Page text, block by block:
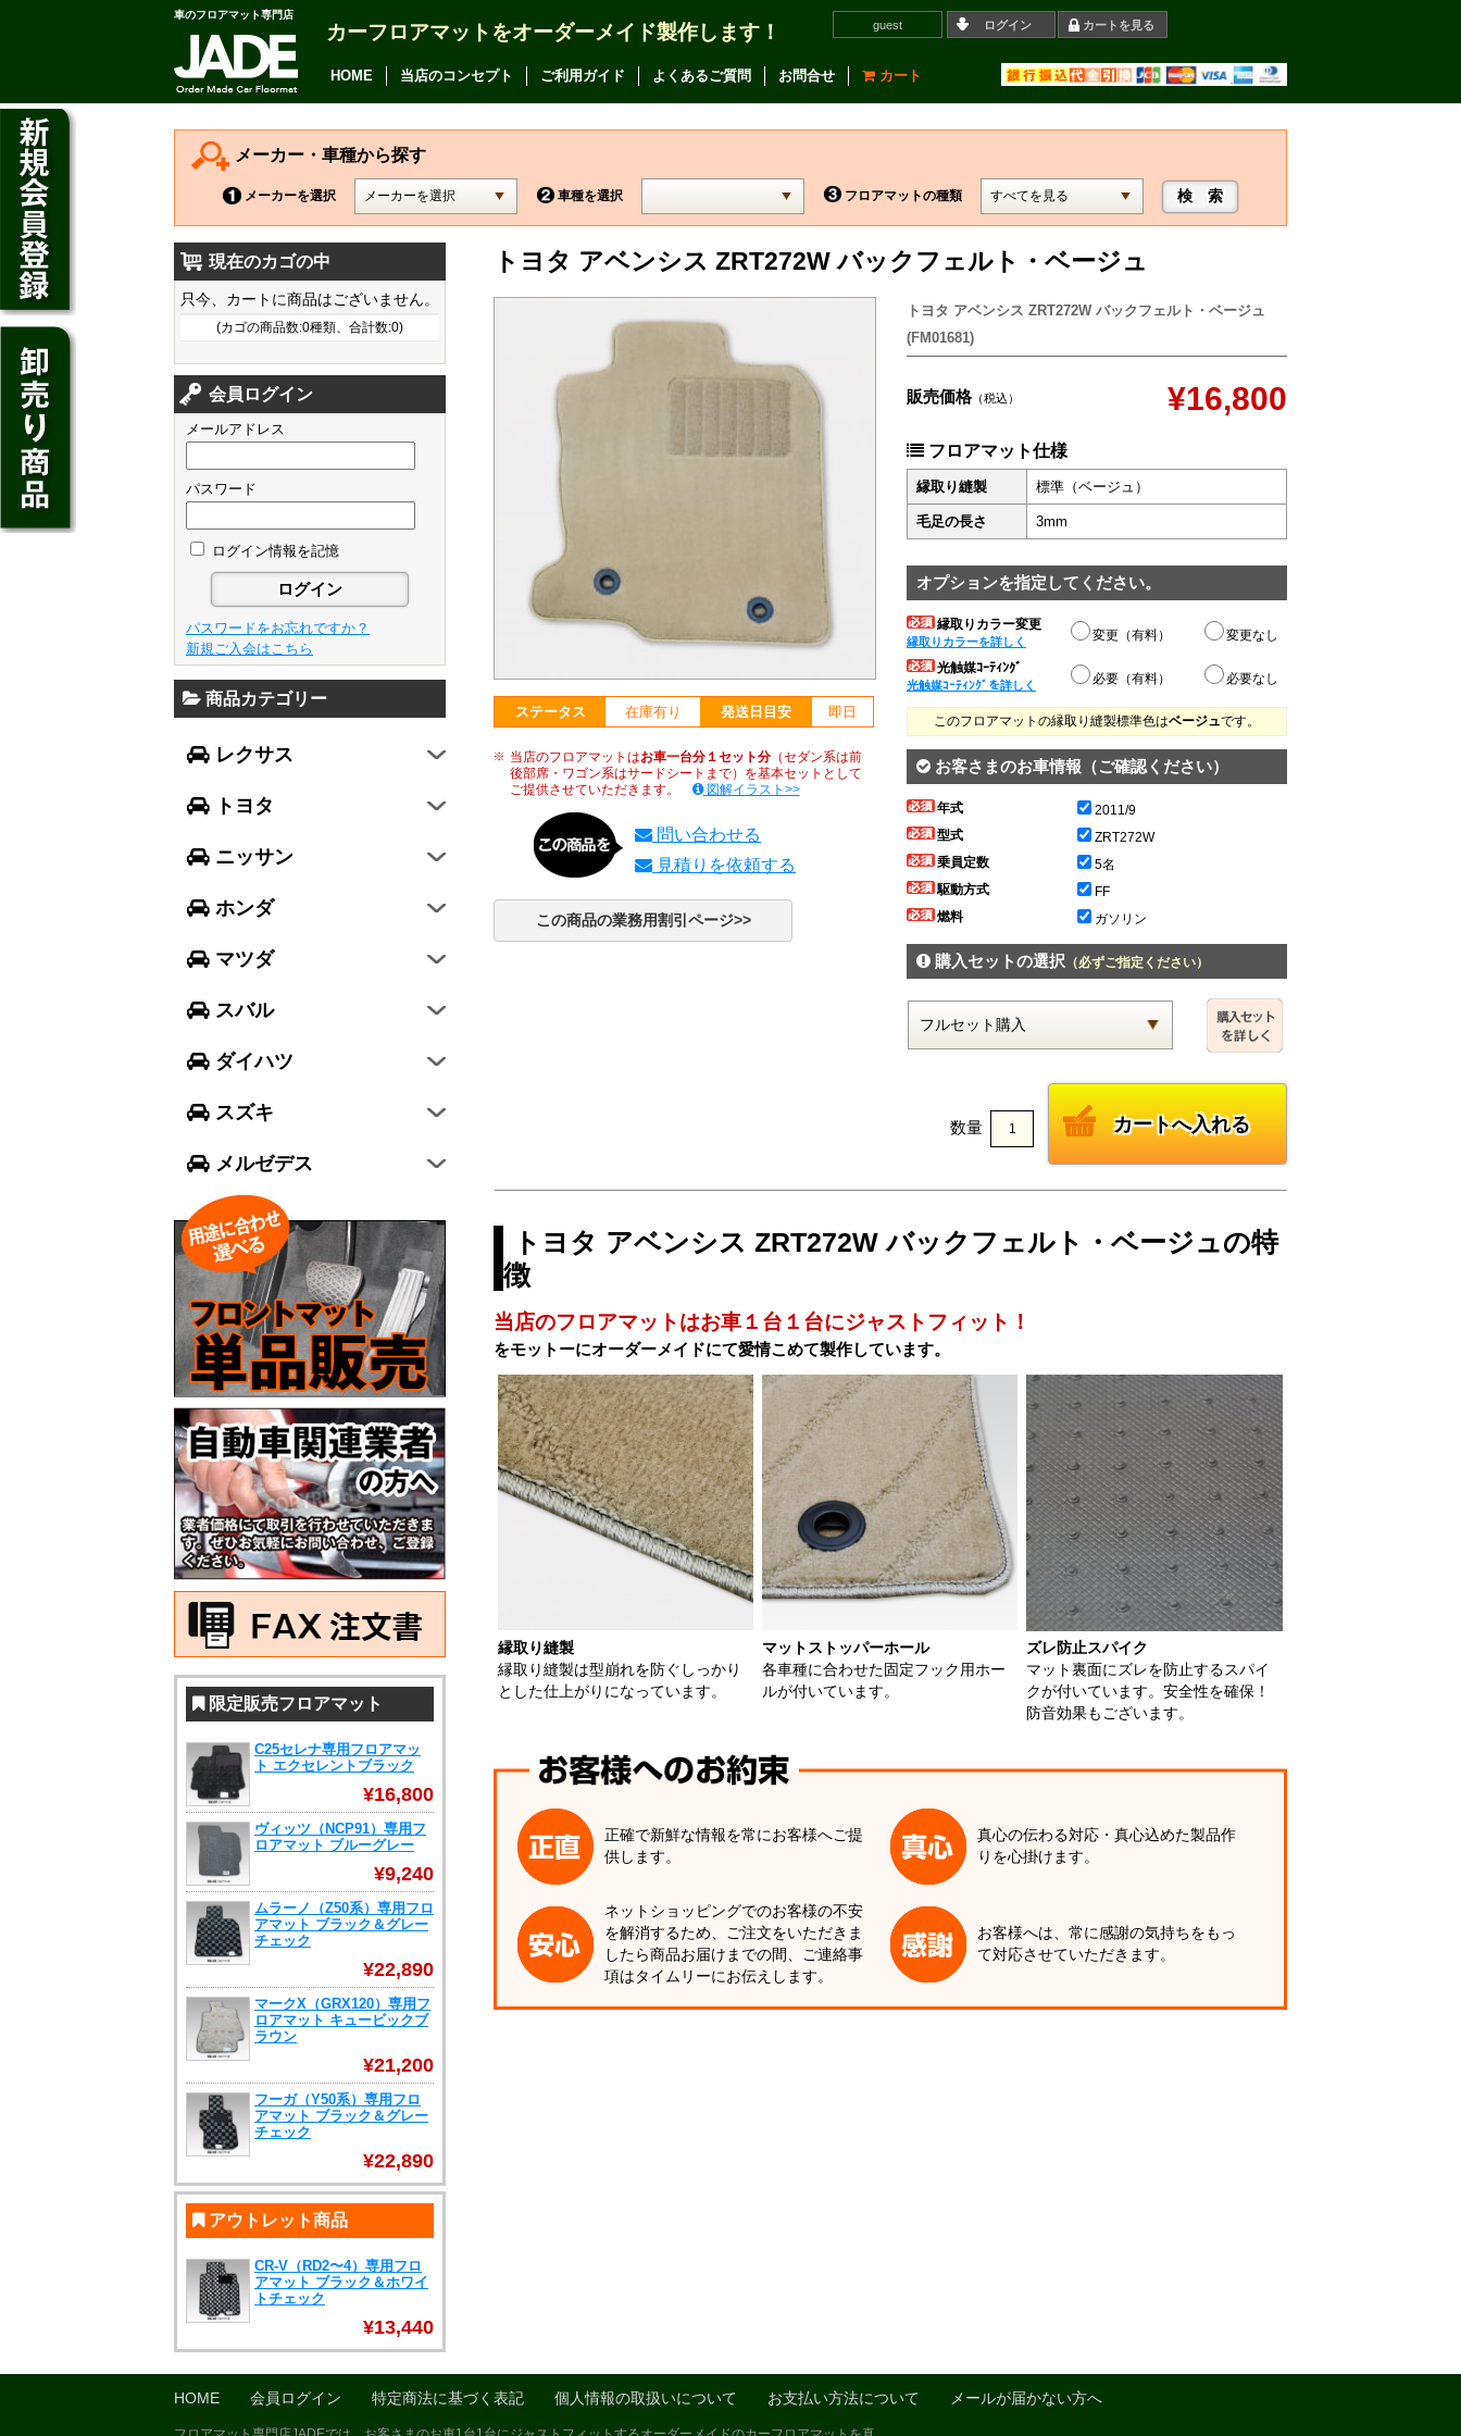
車のフロアマット専門店
カーフロアマットをオーダーメイド製作します！ guest ログイン カートを見る
HOME 当店のコンセプト ご利用ガイド よくあるご質問 お問合せ カート
メーカー・車種から探す
メーカーを選択 車種を選択 フロアマットの種類
トヨタ アベンシス ZRT272W バックフェルト・ベージュ
ステータス 在庫有り 発送日目安 即日
当店のフロアマットはお車一台分１セット分（セダン系は前
後部席・ワゴン系はサードシートまで）を基本セットとして
ご提供させていただきます。
図解イラスト>>
問い合わせる
見積りを依頼する
この商品の業務用割引ページ>>
トヨタ アベンシス ZRT272W バックフェルト・ベージュ
(FM01681)
販売価格（税込） ¥16,800
フロアマット仕様
縁取り縫製 標準（ベージュ）
毛足の長さ 3mm
オプションを指定してください。
縁取りカラー変更
縁取りカラーを詳しく 変更（有料） 変更なし
光触媒ｺｰﾃｨﾝｸﾞ
光触媒ｺｰﾃｨﾝｸﾞを詳しく 必要（有料） 必要なし
このフロアマットの縁取り縫製標準色はベージュです。
お客さまのお車情報（ご確認ください）
年式
2011/9
型式
ZRT272W
乗員定数
5名
駆動方式
FF
燃料
ガソリン
購入セットの選択（必ずご指定ください）
数量
トヨタ アベンシス ZRT272W バックフェルト・ベージュの特
徴
当店のフロアマットはお車１台１台にジャストフィット！
をモットーにオーダーメイドにて愛情こめて製作しています。
縁取り縫製
縁取り縫製は型崩れを防ぐしっかり
とした仕上がりになっています。
マットストッパーホール
各車種に合わせた固定フック用ホー
ルが付いています。
ズレ防止スパイク
マット裏面にズレを防止するスパイ
クが付いています。安全性を確保！
防音効果もございます。
正確で新鮮な情報を常にお客様へご提
供します。
真心の伝わる対応・真心込めた製品作
りを心掛けます。
ネットショッピングでのお客様の不安
を解消するため、ご注文をいただきま
したら商品お届けまでの間、ご連絡事
項はタイムリーにお伝えします。
お客様へは、常に感謝の気持ちをもっ
て対応させていただきます。
現在のカゴの中
只今、カートに商品はございません。
(カゴの商品数:0種類、合計数:0)
会員ログイン
メールアドレス
パスワード
ログイン情報を記憶
パスワードをお忘れですか？
新規ご入会はこちら
商品カテゴリー
レクサス
CT200h
HS250h
GS
GS F
NX
RX
LX570
RC
LC
トヨタ
アルファード
ヴェルファイア
カムリ
カローラ アクシオ
プレミオ
プリウス
SAI
クラウン アスリート
クラウン マジェスタ
クラウン ロイヤル
アベンシス
カローラ フィールダー
プリウスα
FJクルーザー
CH-R
ハリアー
86
ニッサン
デイズ
デイズ ルークス
ジューク
ノート
キューブ
セレナ
エルグランド
エクストレイル
ティアナ
スカイライン
GT-R
ホンダ
フィット
シャトル
ジェイド
フリード
N-ONE
N-BOX
N-BOX SLASH
N-BOX+
N-WGN
グレイス
ヴェゼル
マツダ
フレア
フレアワゴン
フレアクロスオーバー
キャロル
デミオ
アクセラ スポーツ
アテンザ ワゴン
CX-3
ビアンテ
スバル
レガシィ B4
レガシィ アウトバック
WRX S4
インプレッサ スポーツ
インプレッサ G4
エクシーガ クロスオーバー7
ダイハツ
ミラ イース
ミラ
ミラ ココア
ムーヴ キャンバス
タント
トール
スズキ
スペーシア
ハスラー
エヴリィワゴン
スイフト
ジムニー シエラ
メルゼデス
Aクラス
GLCクラス
限定販売フロアマット
C25セレナ専用フロアマッ
ト エクセレントブラック
¥16,800
ヴィッツ（NCP91）専用フ
ロアマット ブルーグレー
¥9,240
ムラーノ（Z50系）専用フロ
アマット ブラック＆グレー
チェック
¥22,890
マークX（GRX120）専用フ
ロアマット キュービックブ
ラウン
¥21,200
フーガ（Y50系）専用フロ
アマット ブラック＆グレー
チェック
¥22,890
アウトレット商品
CR-V（RD2〜4）専用フロ
アマット ブラック＆ホワイ
トチェック
¥13,440
HOME 会員ログイン 特定商法に基づく表記 個人情報の取扱いについて お支払い方法について メールが届かない方へ